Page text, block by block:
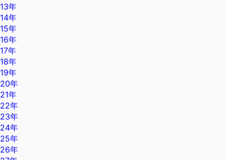
13年
14年
15年
16年
17年
18年
19年
20年
21年
22年
23年
24年
25年
26年